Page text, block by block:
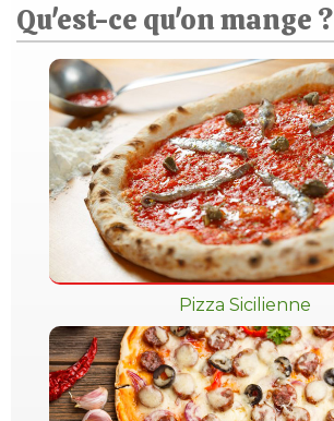
Qu'est-ce qu'on mange ?
Pizza Sicilienne